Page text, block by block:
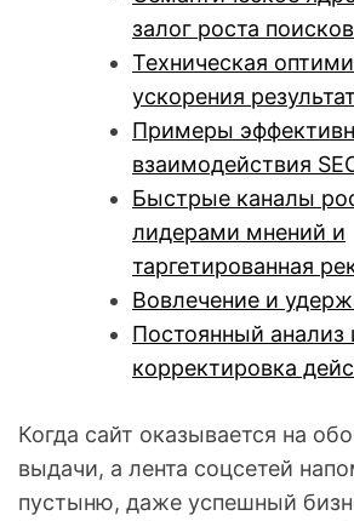
залог роста
Техническая
ускорения
Примеры
взаимодействия
Быстрые каналы
лидерами мнений и
таргетированная
Вовлечение и
Постоянный анализ
корректировка
Когда сайт оказывается на
выдачи, а лента соцсетей
пустыню, даже успешный